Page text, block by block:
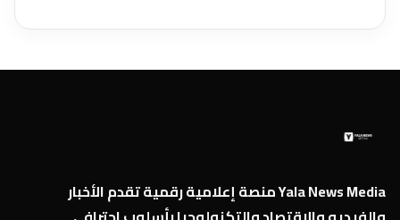
Yala News Media منصة إعلامية رقمية تقدم الأخبار